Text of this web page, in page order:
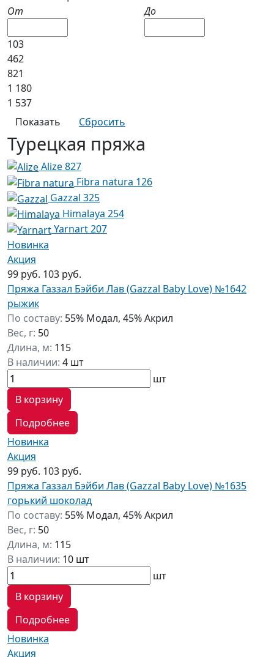
От
До
103
462
821
1 180
1 537
Турецкая пряжа
Alize827
Fibra natura 126
Gazzal 325
Himalaya 254
Yarnart207
Новинка
Акция
99 руб. 103 руб.
Пряжа Газзал Бэйби Лав (Gazzal Baby Love) №1642
рыжик
По составу: 55% Модал, 45% Акрил
Вес, г: 50
Длина, м: 115
В наличии: 4 шт
шт
В корзину
Подробнее
Новинка
Акция
99 руб. 103 руб.
Пряжа Газзал Бэйби Лав (Gazzal Baby Love) №1635
горький шоколад
По составу: 55% Модал, 45% Акрил
Вес, г: 50
Длина, м: 115
В наличии: 10 шт
шт
В корзину
Подробнее
Новинка
Акция